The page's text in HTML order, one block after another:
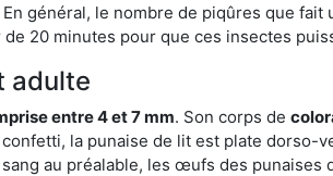
général, le nombre de piqûres que
20 minutes pour que ces insectes
adulte
entre 4 et 7 mm. Son corps de
la punaise de lit est plate
au préalable, les œufs des